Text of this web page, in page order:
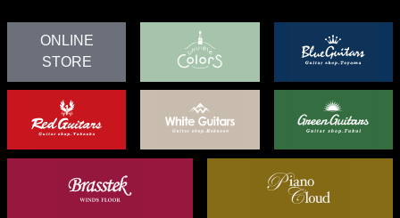
ONLINE
STORE